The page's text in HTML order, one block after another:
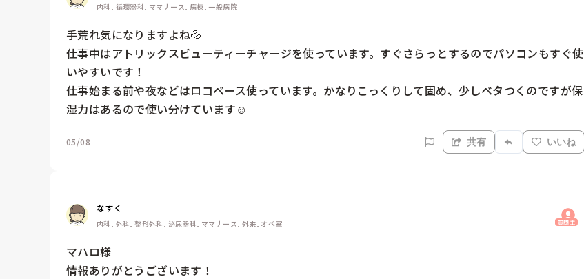
内科, 循環器科, ママナース, 病棟, 一般病院
手荒れ気になりますよね💦
仕事中はアトリックスビューティーチャージを使っています。すぐさらっとするのでパソコンもすぐ使
いやすいです！
仕事始まる前や夜などはロコベース使っています。かなりこっくりして固め、少しベタつくのですが保
湿力はあるので使い分けています☺️
05/08 共有 いいね
なすく
内科, 外科, 整形外科, 泌尿器科, ママナース, 外来, オペ室 質問主
マハロ様
情報ありがとうございます！